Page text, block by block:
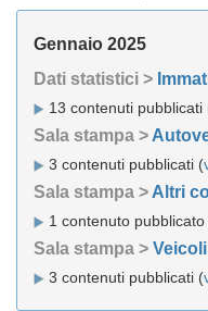
Gennaio 2025
Dati statistici >
13 contenuti pubblicati
Sala stampa >
3 contenuti pubblicati (
Sala stampa > Altri
1 contenuto pubblicato
Sala stampa >
3 contenuti pubblicati (